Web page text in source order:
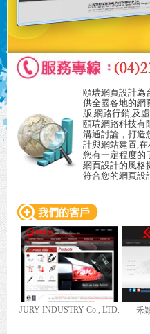
頤瑞網頁設計為
供全國各地的網
版,網路行銷,及
頤瑞網路科技有
溝通討論，打造
計與網站建置,
您有一定程度的
網頁設計的風格
符合您的網頁設
禾穎企業有限公司 迦南